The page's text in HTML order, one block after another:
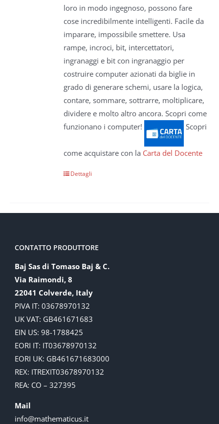
loro in modo ingegnoso, possono fare
cose incredibilmente intelligenti. Facile da
imparare, impossibile smettere. Usa
rampe, incroci, bit, intercettatori,
ingranaggi e bit con ingranaggio per
costruire computer azionati da biglie in
grado di generare schemi, usare la logica,
contare, sommare, sottrarre, moltiplicare,
dividere e molto altro ancora. Scopri come
funzionano i computer!
Scopri
come acquistare con la Carta del Docente
Dettagli
CONTATTO PRODUTTORE
Baj Sas di Tomaso Baj & C.
Via Raimondi, 8
22041 Colverde, Italy
PIVA IT: 03678970132
UK VAT: GB461671683
EIN US: 98-1788425
EORI IT: IT03678970132
EORI UK: GB461671683000
REX: ITREXIT03678970132
REA: CO – 327395
Mail
info@mathematicus.it